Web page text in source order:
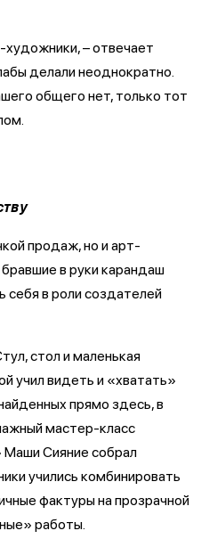
– отвечает
делали неоднократно.
общего нет, только тот
продаж, но и арт-
в руки карандаш
себя в роли создателей
стол и маленькая
учил видеть и «хватать»
прямо здесь, в
мастер-класс
Маши Сияние собрал
учились комбинировать
фактуры на прозрачной
работы.